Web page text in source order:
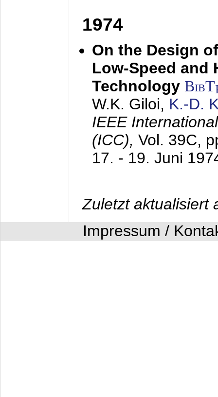
1974
On the Design
Low-Speed and
Technology BibT
W.K. Giloi, K.-D.
IEEE
(ICC), Vol. 39C,
17. - 19. Juni
Zuletzt aktualisiert
Impressum /